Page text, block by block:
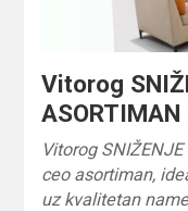
Vitorog
Vitorog
ceo asortiman,
uz kvalitetan